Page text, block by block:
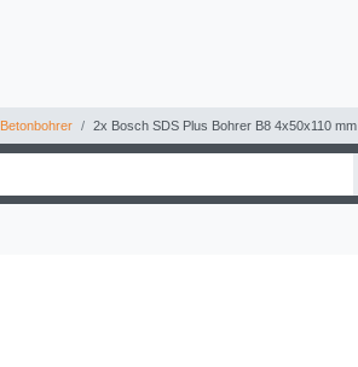
Betonbohrer 2x Bosch SDS Plus Bohrer B8 4x50x110 mm